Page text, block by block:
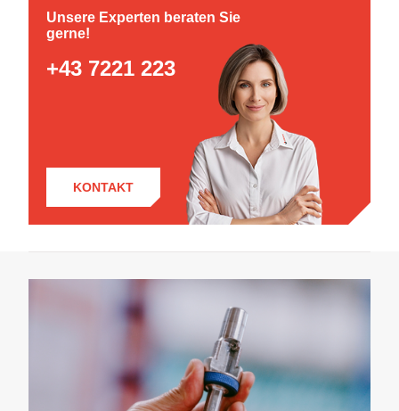
Unsere Experten beraten Sie
gerne!
+43 7221 223
KONTAKT